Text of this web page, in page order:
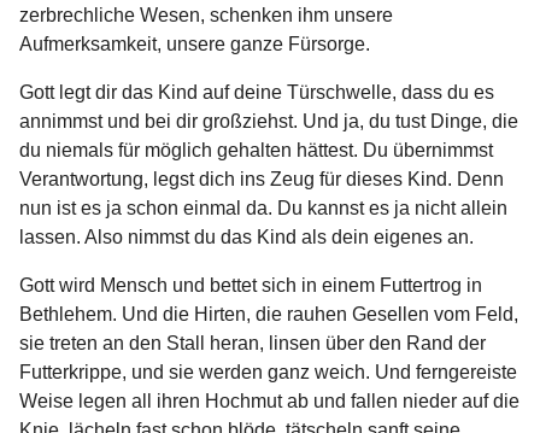
zerbrechliche Wesen, schenken ihm unsere
Aufmerksamkeit, unsere ganze Fürsorge.
Gott legt dir das Kind auf deine Türschwelle, dass du es
annimmst und bei dir großziehst. Und ja, du tust Dinge, die
du niemals für möglich gehalten hättest. Du übernimmst
Verantwortung, legst dich ins Zeug für dieses Kind. Denn
nun ist es ja schon einmal da. Du kannst es ja nicht allein
lassen. Also nimmst du das Kind als dein eigenes an.
Gott wird Mensch und bettet sich in einem Futtertrog in
Bethlehem. Und die Hirten, die rauhen Gesellen vom Feld,
sie treten an den Stall heran, linsen über den Rand der
Futterkrippe, und sie werden ganz weich. Und ferngereiste
Weise legen all ihren Hochmut ab und fallen nieder auf die